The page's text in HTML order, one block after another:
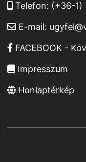
Telefon: (+36-1)
E-mail:
FACEBOOK -
Impresszum
Honlaptérkép